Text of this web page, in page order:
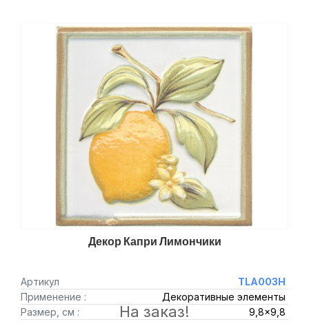
Декор Капри Лимончики
Артикул
TLA003H
Применение :
Декоративные элементы
Размер, см :
9,8x9,8
На заказ!